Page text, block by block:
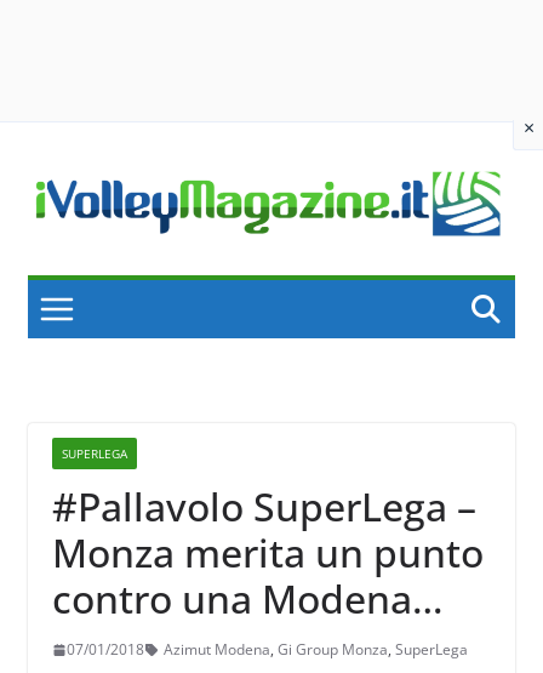
×
content
SUPERLEGA
#Pallavolo SuperLega –
Monza merita un punto
contro una Modena
incompleta
07/01/2018 Azimut Modena, Gi Group Monza, SuperLega